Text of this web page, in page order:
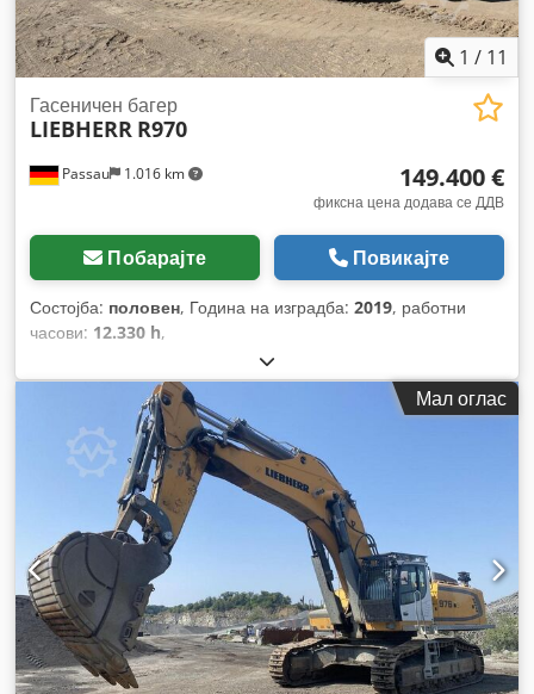
1 / 11
Passau 1.016 km
Гасеничен багер
LIEBHERR R970
149.400 €
фиксна цена додава се ДДВ
Побарајте Повикајте
Состојба: половен, Година на изградба: 2019, работни
часови: 12.330 h,
Мал оглас